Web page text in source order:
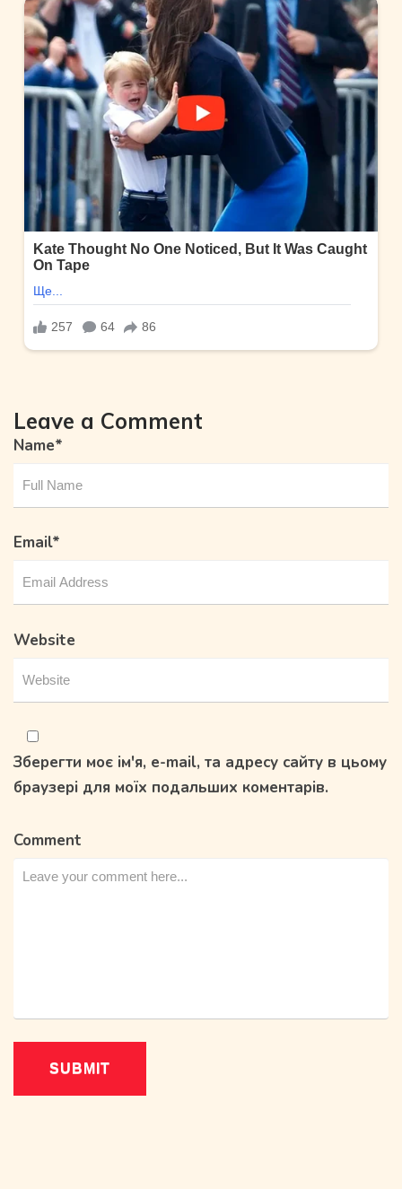
Leave a Comment
Name*
Email*
Website
Зберегти моє ім'я, e-mail, та адресу сайту в цьому
браузері для моїх подальших коментарів.
Comment